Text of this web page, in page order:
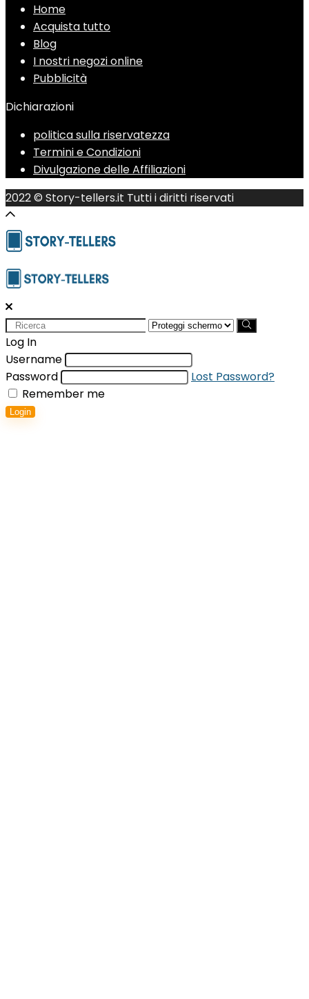
Home
Acquista tutto
Blog
I nostri negozi online
Pubblicità
Dichiarazioni
politica sulla riservatezza
Termini e Condizioni
Divulgazione delle Affiliazioni
2022 © Story-tellers.it Tutti i diritti riservati
Search
for:
Log In
Username
Password
Lost Password?
Remember me
Login